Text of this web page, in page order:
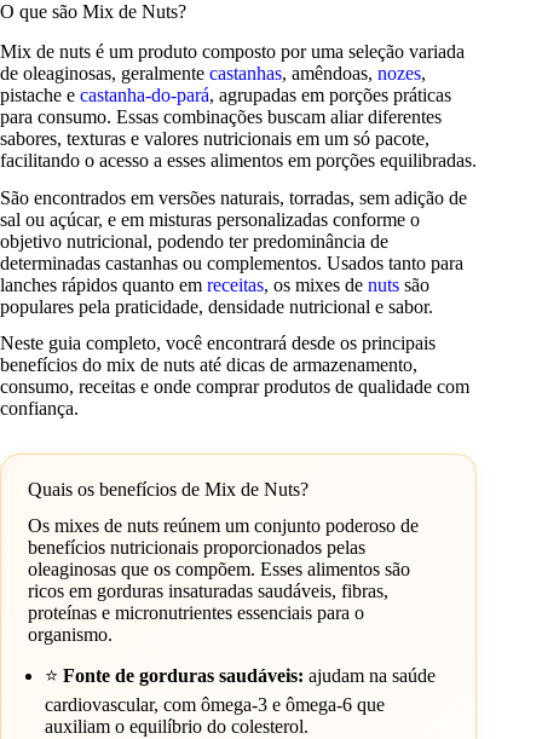
O que são Mix de Nuts?
Mix de nuts é um produto composto por uma seleção variada
de oleaginosas, geralmente castanhas, amêndoas, nozes,
pistache e castanha-do-pará, agrupadas em porções práticas
para consumo. Essas combinações buscam aliar diferentes
sabores, texturas e valores nutricionais em um só pacote,
facilitando o acesso a esses alimentos em porções equilibradas.
São encontrados em versões naturais, torradas, sem adição de
sal ou açúcar, e em misturas personalizadas conforme o
objetivo nutricional, podendo ter predominância de
determinadas castanhas ou complementos. Usados tanto para
lanches rápidos quanto em receitas, os mixes de nuts são
populares pela praticidade, densidade nutricional e sabor.
Neste guia completo, você encontrará desde os principais
benefícios do mix de nuts até dicas de armazenamento,
consumo, receitas e onde comprar produtos de qualidade com
confiança.
Quais os benefícios de Mix de Nuts?
Os mixes de nuts reúnem um conjunto poderoso de
benefícios nutricionais proporcionados pelas
oleaginosas que os compõem. Esses alimentos são
ricos em gorduras insaturadas saudáveis, fibras,
proteínas e micronutrientes essenciais para o
organismo.
⭐Fonte de gorduras saudáveis: ajudam na saúde
cardiovascular, com ômega-3 e ômega-6 que
auxiliam o equilíbrio do colesterol.